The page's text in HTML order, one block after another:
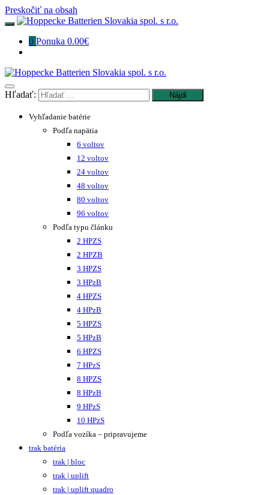
Preskočiť na obsah
0 Ponuka 0.00€
Hľadať:
Vyhľadanie batérie
Podľa napätia
6 voltov
12 voltov
24 voltov
48 voltov
80 voltov
96 voltov
Podľa typu článku
2 HPZS
2 HPZB
3 HPZS
3 HPzB
4 HPZS
4 HPzB
5 HPZS
5 HPzB
6 HPZS
7 HPzS
8 HPZS
8 HPzB
9 HPzS
10 HPzS
Podľa vozíka – pripravujeme
trak batéria
trak | bloc
trak | uplift
trak | uplift quadro